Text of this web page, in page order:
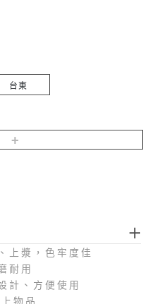
台東
上漿，色牢度佳
耐用
計、方便使用
物品